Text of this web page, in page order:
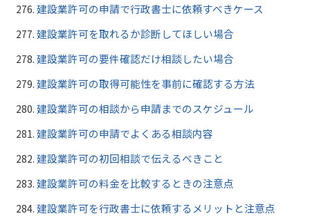
建設業許可の申請で行政書士に依頼すべきケース
建設業許可を取れるか診断してほしい場合
建設業許可の要件確認だけ相談したい場合
建設業許可の取得可能性を事前に確認する方法
建設業許可の相談から申請までのスケジュール
建設業許可の申請でよくある相談内容
建設業許可の初回相談で伝えるべきこと
建設業許可の料金を比較するときの注意点
建設業許可を行政書士に依頼するメリットと注意点